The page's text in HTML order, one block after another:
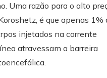
Uma razão para o alto
é que apenas 1%
injetados na corrente
atravessam a barreira